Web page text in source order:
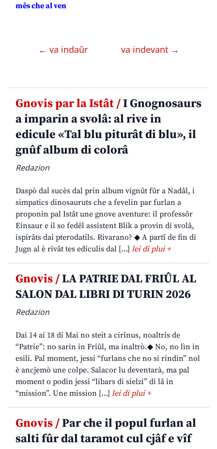
mês che al ven
← va indaûr va indevant →
Gnovis par la Istât /I Gnognosaurs
a imparin a svolâ: al rive in
edicule «Tal blu piturât di blu», il
gnûf album di colorâ
Redazion
Daspò dal sucès dal prin album vignût fûr a Nadâl, i
simpatics dinosauruts che a fevelin par furlan a
proponin pal Istât une gnove aventure: il professôr
Einsaur e il so fedêl assistent Blik a provin di svolâ,
ispirâts dai pterodatils. Rivarano? ◆ A partî de fin di
Jugn al è rivât tes ediculis dal […] lei di plui +
Gnovis /LA PATRIE DAL FRIÛL AL
SALON DAL LIBRI DI TURIN 2026
Redazion
Dai 14 ai 18 di Mai no steit a cirînus, noaltris de
“Patrie”: no sarin in Friûl, ma inaltrò.◆ No, no lìn in
esili. Pal moment, jessi “furlans che no si rindin” nol
è ancjemò une colpe. Salacor lu deventarà, ma pal
moment o podin jessi “libars di sielzi” di lâ in
“mission”. Une mission […] lei di plui +
Gnovis /Par che il popul furlan al
salti fûr dal taramot cul cjâf e vîf